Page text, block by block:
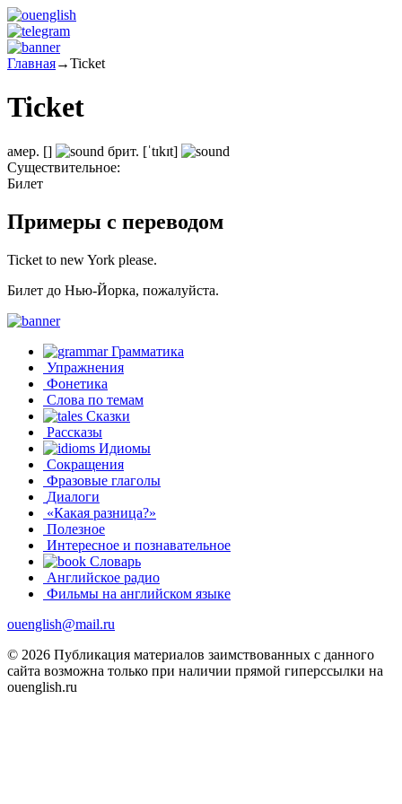
Главная→Ticket
Ticket
амер. [] брит. [ˈtɪkɪt]
Существительное:
Билет
Примеры с переводом
Ticket to new York please.
Билет до Нью-Йорка, пожалуйста.
Грамматика
Упражнения
Фонетика
Слова по темам
Сказки
Рассказы
Идиомы
Сокращения
Фразовые глаголы
Диалоги
«Какая разница?»
Полезное
Интересное и познавательное
Словарь
Английское радио
Фильмы на английском языке
ouenglish@mail.ru
© 2026 Публикация материалов заимствованных с данного
сайта возможна только при наличии прямой гиперссылки на
ouenglish.ru